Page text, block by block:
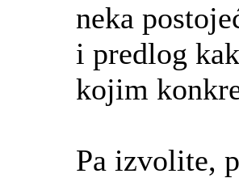
neka
i predlog
kojim
Pa izvolite,